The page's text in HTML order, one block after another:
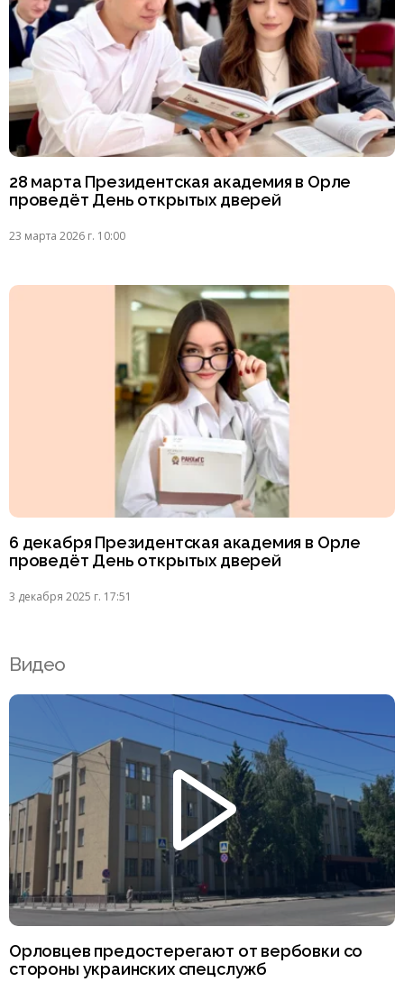
28 марта Президентская академия в Орле
проведёт День открытых дверей
23 марта 2026 г. 10:00
6 декабря Президентская академия в Орле
проведёт День открытых дверей
3 декабря 2025 г. 17:51
Видео
Орловцев предостерегают от вербовки со
стороны украинских спецслужб